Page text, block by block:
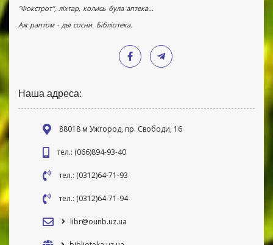
"Фокстрот", ліхтар, колись була аптека...
Аж раптом - дві сосни. Бібліотека.
Наша адреса:
88018 м Ужгород, пр. Свободи, 16
тел.: (066)894-93-40
тел.: (0312)64-71-93
тел.: (0312)64-71-94
libr@ounb.uz.ua